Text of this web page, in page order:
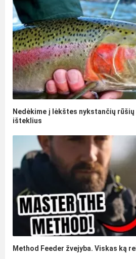
Nedėkime į lėkštes nykstančių
išteklius
Method Feeder žvejyba. Viskas ką